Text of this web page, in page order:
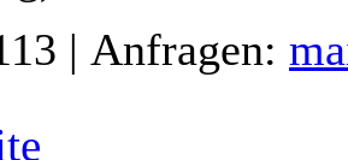
| Anfragen: